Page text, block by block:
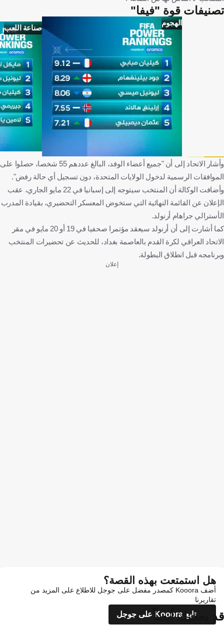
تصنيفات قوة "فيفا"
الهجوم
صناعة اللعب
وأشار الاتحاد إلى أن "جميع أعضاء الوفد، البالغ عددهم 55 شخصا، حصلوا على
الموافقات الرسمية لدخول الولايات المتحدة، دون تسجيل أي حالة رفض".
وأضافت الوكالة أن المنتخب سيتوجه إلى إسبانيا في 22 مايو ​الجاري، عقب
الإعلان عن القائمة النهائية التي ستخوض المعسكر التحضيري، بقيادة المدرب
الأسترالي ​جراهام أرنولد.
كما أشارت إلى أن أرنولد سيعقد مؤتمرا صحفيا في 19 أو 20 مايو في ‌مقر
الاتحاد ⁠العراقي لكرة القدم بالعاصمة بغداد، للحديث عن تحضيرات المنتخب
وبرنامجه قبل انطلاق البطولة.
إعلان
هل استمتعت بهذه القصة؟
أضف Kooora كمصدر مفضل على جوجل للاطلاع على المزيد من
تقاريرنا
تابع Kooora على جوجل
قد يعجبك أيضاً